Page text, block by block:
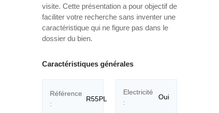
visite. Cette présentation a pour objectif de
faciliter votre recherche sans inventer une
caractéristique qui ne figure pas dans le
dossier du bien.
Caractéristiques générales
Référence
:
R55PL
Electricité
:
Oui